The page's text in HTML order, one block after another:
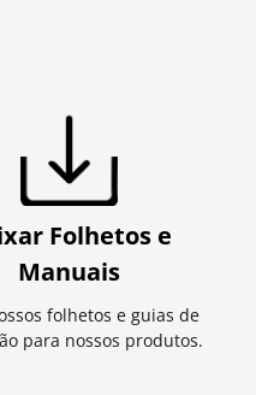
Folhetos e
Manuais
folhetos e guias de
para nossos produtos.